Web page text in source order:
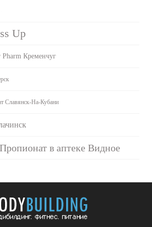
Up
Pharm Кременчуг
Славянск-На-Кубани
в аптеке Видное